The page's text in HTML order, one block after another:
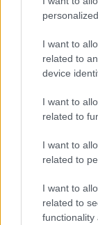
I want to
related to
device
I want to
related to
I want to
related to
I want to
related to
functionality
orosz